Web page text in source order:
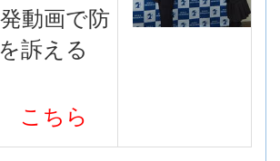
動画で防
訴える
こちら